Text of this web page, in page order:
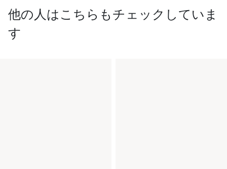
他の人はこちらもチェックしていま
す